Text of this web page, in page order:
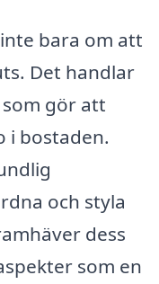
bara om att
Det handlar
gör att
i bostaden.
och styla
dess
som en